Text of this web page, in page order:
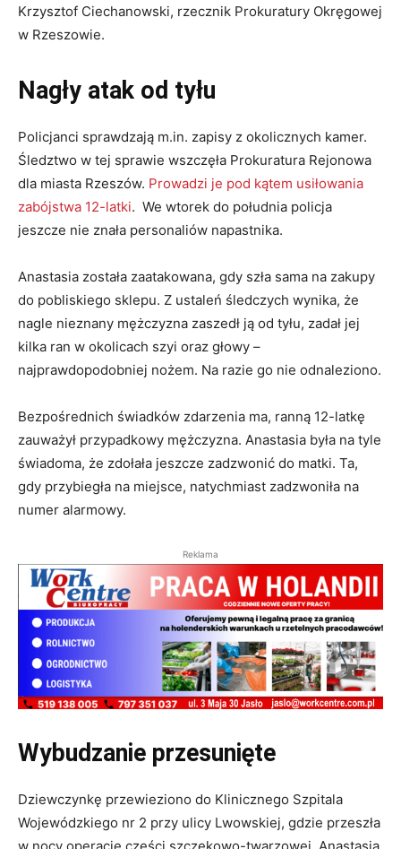
Krzysztof Ciechanowski, rzecznik Prokuratury Okręgowej
w Rzeszowie.
Nagły atak od tyłu
Policjanci sprawdzają m.in. zapisy z okolicznych kamer.
Śledztwo w tej sprawie wszczęła Prokuratura Rejonowa
dla miasta Rzeszów. Prowadzi je pod kątem usiłowania
zabójstwa 12-latki. We wtorek do południa policja
jeszcze nie znała personaliów napastnika.
Anastasia została zaatakowana, gdy szła sama na zakupy
do pobliskiego sklepu. Z ustaleń śledczych wynika, że
nagle nieznany mężczyzna zaszedł ją od tyłu, zadał jej
kilka ran w okolicach szyi oraz głowy –
najprawdopodobniej nożem. Na razie go nie odnaleziono.
Bezpośrednich świadków zdarzenia ma, ranną 12-latkę
zauważył przypadkowy mężczyzna. Anastasia była na tyle
świadoma, że zdołała jeszcze zadzwonić do matki. Ta,
gdy przybiegła na miejsce, natychmiast zadzwoniła na
numer alarmowy.
Reklama
Wybudzanie przesunięte
Dziewczynkę przewieziono do Klinicznego Szpitala
Wojewódzkiego nr 2 przy ulicy Lwowskiej, gdzie przeszła